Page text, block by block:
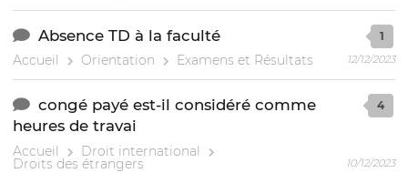
Absence TD à la faculté
Accueil Orientation Examens et Résultats
1
12/12/2023
congé payé est-il considéré comme
heures de travai
Accueil Droit international
Droits des étrangers
4
10/12/2023